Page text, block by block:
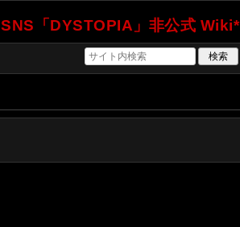
SNS「DYSTOPIA」非公式 Wiki*